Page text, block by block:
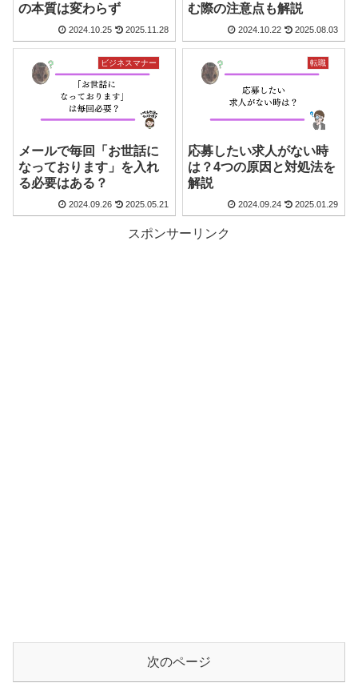
の本質は変わらず
2024.10.25 2025.11.28
む際の注意点も解説
2024.10.22 2025.08.03
ビジネスマナー
メールで毎回「お世話に
なっております」を入れ
る必要はある？
2024.09.26 2025.05.21
転職
応募したい求人がない時
は？4つの原因と対処法を
解説
2024.09.24 2025.01.29
スポンサーリンク
次のページ